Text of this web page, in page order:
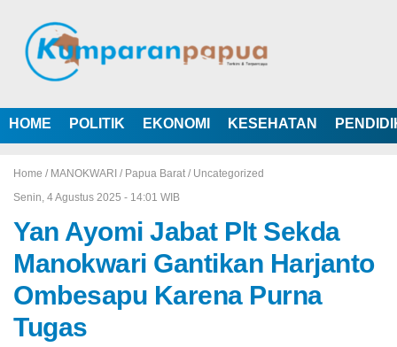
HOME POLITIK EKONOMI KESEHATAN
Home / MANOKWARI / Papua Barat / Uncategorized
Senin, 4 Agustus 2025 - 14:01 WIB
Yan Ayomi Jabat Plt Sekda
Manokwari Gantikan Harjanto
Ombesapu Karena Purna
Tugas